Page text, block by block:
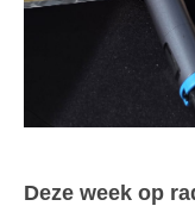
Deze week op